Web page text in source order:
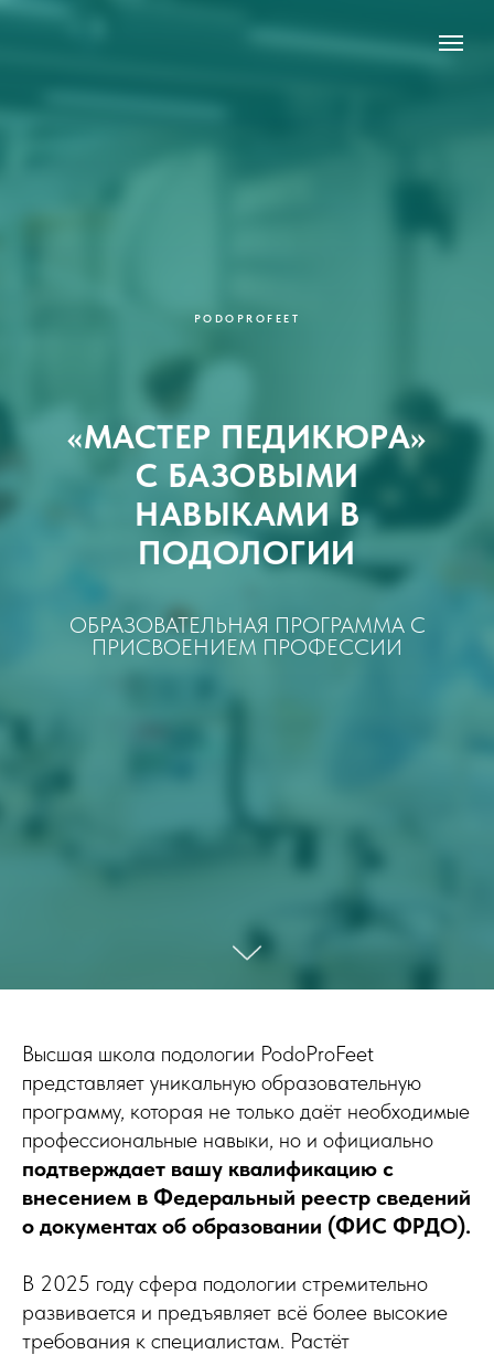
PODOPROFEET
«МАСТЕР ПЕДИКЮРА»
С БАЗОВЫМИ
НАВЫКАМИ В
ПОДОЛОГИИ
ОБРАЗОВАТЕЛЬНАЯ ПРОГРАММА С
ПРИСВОЕНИЕМ ПРОФЕССИИ
Высшая школа подологии PodoProFeet
представляет уникальную образовательную
программу, которая не только даёт необходимые
профессиональные навыки, но и официально
подтверждает вашу квалификацию с
внесением в Федеральный реестр сведений
о документах об образовании (ФИС ФРДО).
В 2025 году сфера подологии стремительно
развивается и предъявляет всё более высокие
требования к специалистам. Растёт